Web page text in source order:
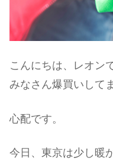
こんにちは、レオン
みなさん爆買いして
心配です。
今日、東京は少し暖